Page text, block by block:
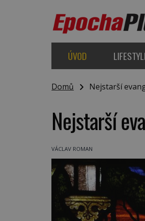
ÚVOD
Domů Nejstarší
Nejstarší
VÁCLAV ROMAN